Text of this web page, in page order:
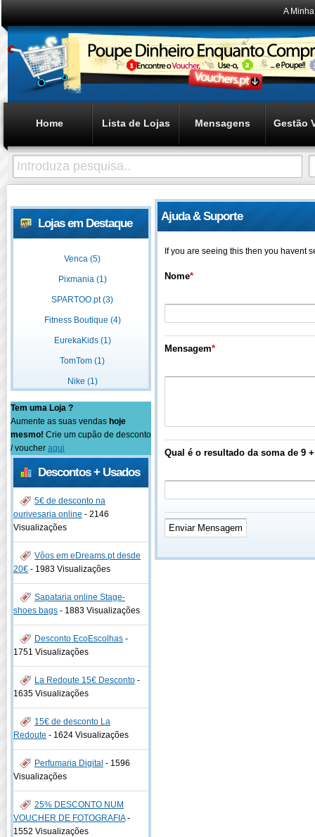
A
Home Lista de Lojas Mensagens Gestão
Lojas em Destaque
Venca (5)
Pixmania (1)
SPARTOO.pt (3)
Fitness Boutique (4)
EurekaKids (1)
TomTom (1)
Nike (1)
Tem uma Loja ?
Aumente as suas vendas hoje
mesmo! Crie um cupão de desconto
/ voucher aqui
Descontos + Usados
5€ de desconto na
ourivesaria online - 2146
Visualizações
Vôos em eDreams.pt desde
20€ - 1983 Visualizações
Sapataria online Stage-
shoes bags - 1883 Visualizações
Desconto EcoEscolhas -
1751 Visualizações
La Redoute 15€ Desconto -
1635 Visualizações
15€ de desconto La
Redoute - 1624 Visualizações
Perfumaria Digital - 1596
Visualizações
25% DESCONTO NUM
VOUCHER DE FOTOGRAFIA-
1552 Visualizações
Ajuda & Suporte
If you are seeing this then you havent
Nome*
Mensagem*
Qual é o resultado da soma de 9